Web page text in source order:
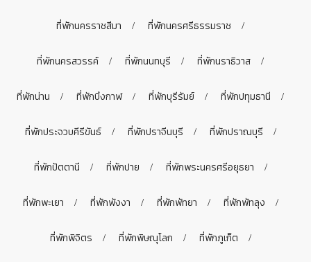
ที่พักนครราชสีมา ที่พักนครศรีธรรมราช
ที่พักนครสวรรค์ ที่พักนนทบุรี ที่พักนราธิวาส
ที่พักน่าน ที่พักบึงกาฬ ที่พักบุรีรัมย์ ที่พักปทุมธานี
ที่พักประจวบคีรีขันธ์ ที่พักปราจีนบุรี ที่พักปราณบุรี
ที่พักปัตตานี ที่พักปาย ที่พักพระนครศรีอยุธยา
ที่พักพะเยา ที่พักพังงา ที่พักพัทยา ที่พักพัทลุง
ที่พักพิจิตร ที่พักพิษณุโลก ที่พักภูเก็ต